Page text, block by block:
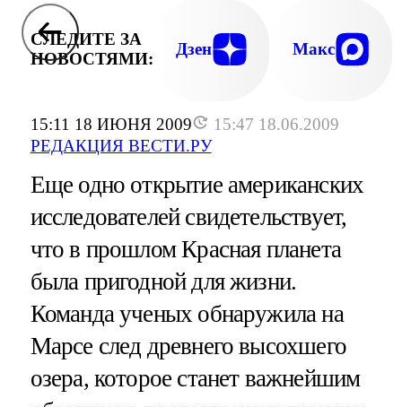
15:11 18 ИЮНЯ 2009
15:47 18.06.2009
РЕДАКЦИЯ ВЕСТИ.РУ
СЛЕДИТЕ ЗА
НОВОСТЯМИ:
Дзен Макс
Еще одно открытие американских
исследователей свидетельствует,
что в прошлом Красная планета
была пригодной для жизни.
Команда ученых обнаружила на
Марсе след древнего высохшего
озера, которое станет важнейшим